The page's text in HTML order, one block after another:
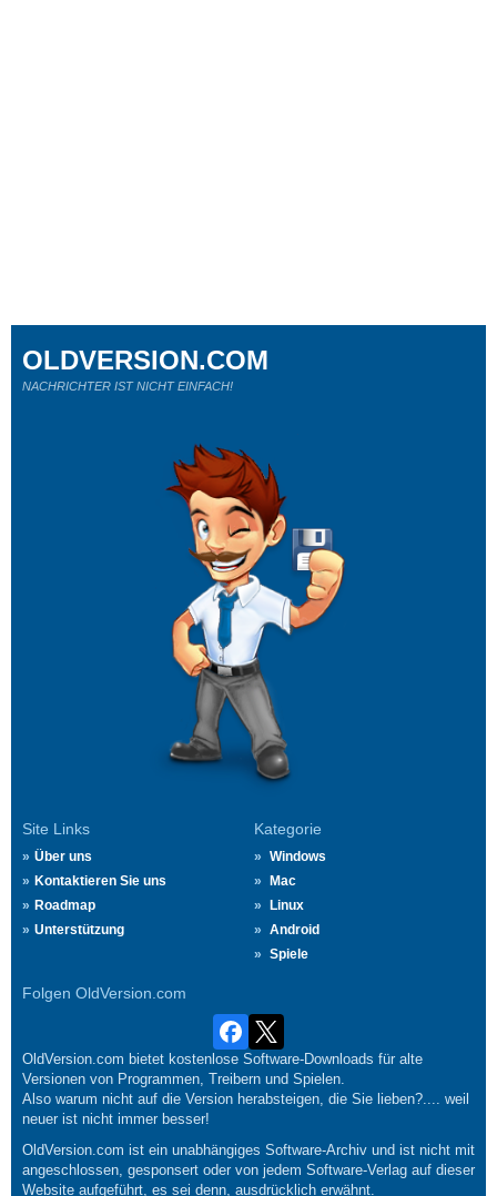
Site Links
Über uns
Kontaktieren Sie uns
Roadmap
Unterstützung
Kategorie
Windows
Mac
Linux
Android
Spiele
Folgen OldVersion.com
OLDVERSION.COM
NACHRICHTER IST NICHT EINFACH!
OldVersion.com bietet kostenlose Software-Downloads für alte
Versionen von Programmen, Treibern und Spielen.
Also warum nicht auf die Version herabsteigen, die Sie lieben?.... weil
neuer ist nicht immer besser!
OldVersion.com ist ein unabhängiges Software-Archiv und ist nicht mit
angeschlossen, gesponsert oder von jedem Software-Verlag auf dieser
Website aufgeführt, es sei denn, ausdrücklich erwähnt.